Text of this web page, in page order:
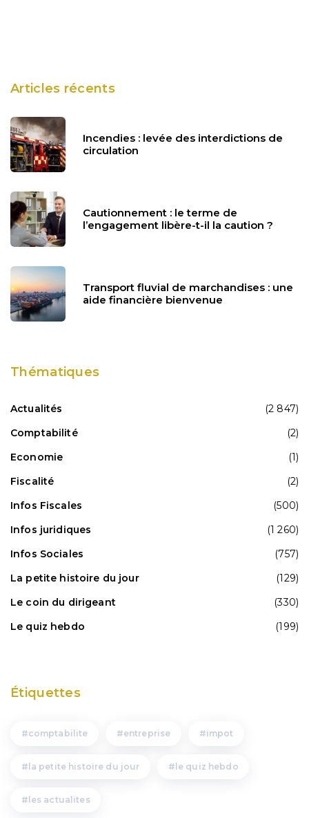
Articles récents
Incendies : levée des interdictions de
circulation
Cautionnement : le terme de
l’engagement libère-t-il la caution ?
Transport fluvial de marchandises : une
aide financière bienvenue
Thématiques
Actualités
(2 847)
Comptabilité
(2)
Economie
(1)
Fiscalité
(2)
Infos Fiscales
(500)
Infos juridiques
(1 260)
Infos Sociales
(757)
La petite histoire du jour
(129)
Le coin du dirigeant
(330)
Le quiz hebdo
(199)
Étiquettes
comptabilite entreprise impot
la petite histoire du jour le quiz hebdo
les actualites